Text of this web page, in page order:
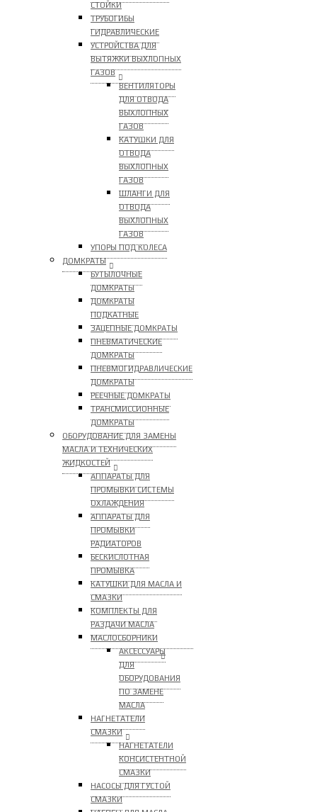
СТОЙКИ
ТРУБОГИБЫ
ГИДРАВЛИЧЕСКИЕ
УСТРОЙСТВА ДЛЯ
ВЫТЯЖКИ ВЫХЛОПНЫХ
ГАЗОВ
ВЕНТИЛЯТОРЫ
ДЛЯ ОТВОДА
ВЫХЛОПНЫХ
ГАЗОВ
КАТУШКИ ДЛЯ
ОТВОДА
ВЫХЛОПНЫХ
ГАЗОВ
ШЛАНГИ ДЛЯ
ОТВОДА
ВЫХЛОПНЫХ
ГАЗОВ
УПОРЫ ПОД КОЛЕСА
ДОМКРАТЫ
БУТЫЛОЧНЫЕ
ДОМКРАТЫ
ДОМКРАТЫ
ПОДКАТНЫЕ
ЗАЦЕПНЫЕ ДОМКРАТЫ
ПНЕВМАТИЧЕСКИЕ
ДОМКРАТЫ
ПНЕВМОГИДРАВЛИЧЕСКИЕ
ДОМКРАТЫ
РЕЕЧНЫЕ ДОМКРАТЫ
ТРАНСМИССИОННЫЕ
ДОМКРАТЫ
ОБОРУДОВАНИЕ ДЛЯ ЗАМЕНЫ
МАСЛА И ТЕХНИЧЕСКИХ
ЖИДКОСТЕЙ
АППАРАТЫ ДЛЯ
ПРОМЫВКИ СИСТЕМЫ
ОХЛАЖДЕНИЯ
АППАРАТЫ ДЛЯ
ПРОМЫВКИ
РАДИАТОРОВ
БЕСКИСЛОТНАЯ
ПРОМЫВКА
КАТУШКИ ДЛЯ МАСЛА И
СМАЗКИ
КОМПЛЕКТЫ ДЛЯ
РАЗДАЧИ МАСЛА
МАСЛОСБОРНИКИ
АКСЕССУАРЫ
ДЛЯ
ОБОРУДОВАНИЯ
ПО ЗАМЕНЕ
МАСЛА
НАГНЕТАТЕЛИ
СМАЗКИ
НАГНЕТАТЕЛИ
КОНСИСТЕНТНОЙ
СМАЗКИ
НАСОСЫ ДЛЯ ГУСТОЙ
СМАЗКИ